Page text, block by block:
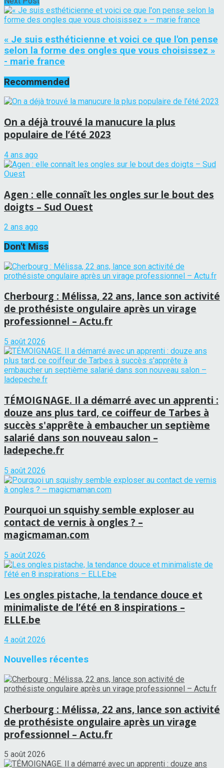
« Je suis esthéticienne et voici ce que l'on pense
selon la forme des ongles que vous choisissez »
- marie france
Recommended
On a déjà trouvé la manucure la plus
populaire de l’été 2023
4 ans ago
Agen : elle connaît les ongles sur le bout des
doigts – Sud Ouest
2 ans ago
Don't Miss
Cherbourg : Mélissa, 22 ans, lance son activité
de prothésiste ongulaire après un virage
professionnel – Actu.fr
5 août 2026
TÉMOIGNAGE. Il a démarré avec un apprenti :
douze ans plus tard, ce coiffeur de Tarbes à
succès s'apprête à embaucher un septième
salarié dans son nouveau salon –
ladepeche.fr
5 août 2026
Pourquoi un squishy semble exploser au
contact de vernis à ongles ? –
magicmaman.com
5 août 2026
Les ongles pistache, la tendance douce et
minimaliste de l’été en 8 inspirations –
ELLE.be
4 août 2026
Nouvelles récentes
Cherbourg : Mélissa, 22 ans, lance son activité
de prothésiste ongulaire après un virage
professionnel – Actu.fr
5 août 2026